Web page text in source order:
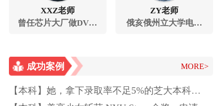
XXZ老师
曾任芯片大厂做DV相
ZY老师
俄亥俄州立大学电子
成功案例 MORE>
【本科】她，拿下录取率不足5%的芝大本科